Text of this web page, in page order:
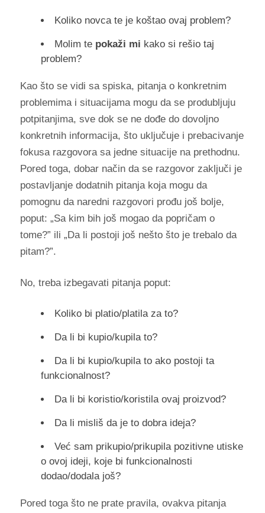
Koliko novca te je koštao ovaj problem?
Molim te pokaži mi kako si rešio taj
problem?
Kao što se vidi sa spiska, pitanja o konkretnim
problemima i situacijama mogu da se produbljuju
potpitanjima, sve dok se ne dođe do dovoljno
konkretnih informacija, što uključuje i prebacivanje
fokusa razgovora sa jedne situacije na prethodnu.
Pored toga, dobar način da se razgovor zaključi je
postavljanje dodatnih pitanja koja mogu da
pomognu da naredni razgovori prođu još bolje,
poput: „Sa kim bih još mogao da popričam o
tome?” ili „Da li postoji još nešto što je trebalo da
pitam?”.
No, treba izbegavati pitanja poput:
Koliko bi platio/platila za to?
Da li bi kupio/kupila to?
Da li bi kupio/kupila to ako postoji ta
funkcionalnost?
Da li bi koristio/koristila ovaj proizvod?
Da li misliš da je to dobra ideja?
Već sam prikupio/prikupila pozitivne utiske
o ovoj ideji, koje bi funkcionalnosti
dodao/dodala još?
Pored toga što ne prate pravila, ovakva pitanja